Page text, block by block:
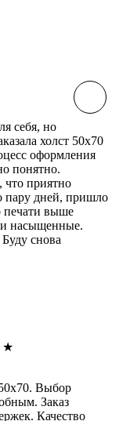
себя, но
холст 50х70
оформления
понятно.
приятно
пару дней, пришло
печати выше
и насыщенные.
снова
★
50х70. Выбор
Заказ
Качество